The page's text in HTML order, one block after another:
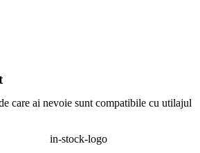
care ai nevoie sunt compatibile cu utilajul